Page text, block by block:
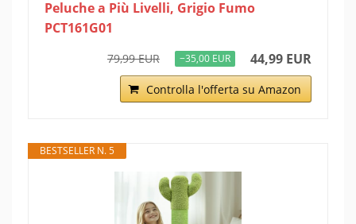
Peluche a Più Livelli, Grigio Fumo
PCT161G01
79,99 EUR −35,00 EUR 44,99 EUR
Controlla l'offerta su Amazon
BESTSELLER N. 5